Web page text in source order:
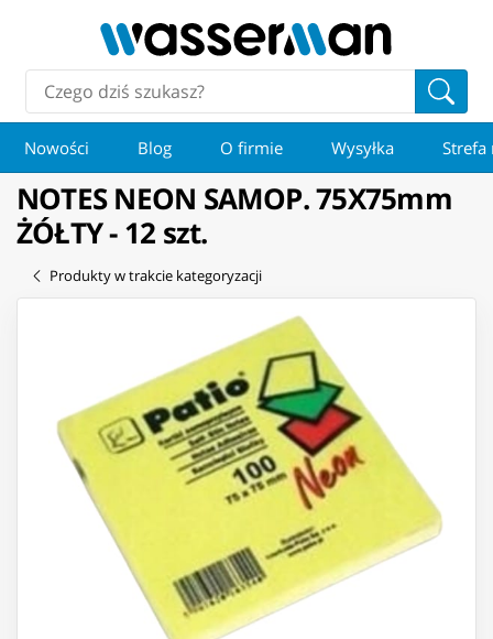
Nowości Blog O firmie Wysyłka Strefa
NOTES NEON SAMOP. 75X75mm
ŻÓŁTY - 12 szt.
Produkty w trakcie kategoryzacji